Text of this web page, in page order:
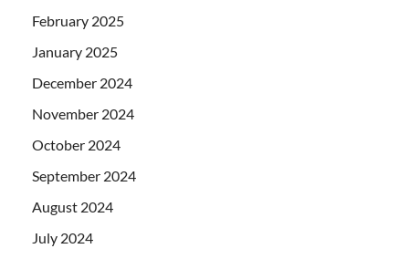
February 2025
January 2025
December 2024
November 2024
October 2024
September 2024
August 2024
July 2024